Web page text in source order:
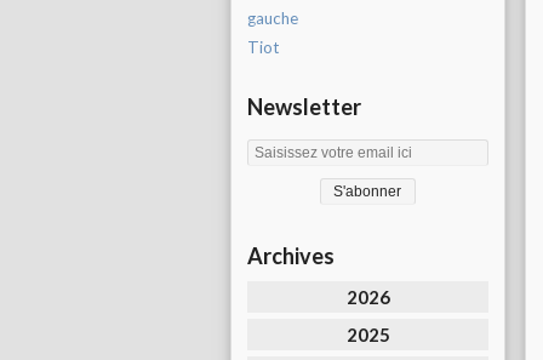
gauche
Tiot
Newsletter
Archives
2026
2025